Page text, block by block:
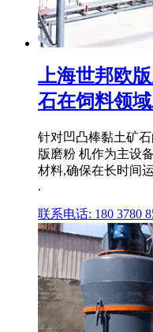
上海世邦欧
石在饲料领
针对凹凸棒黏土矿
版磨粉 机作为主设
材料,确保在长时间
.
联系电话: 180 3780